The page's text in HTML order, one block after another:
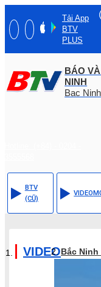
Tải App
BTV
PLUS
BÁO
NINH
Bac
BTV
(CŨ)
VIDEO
VIDEOBắc